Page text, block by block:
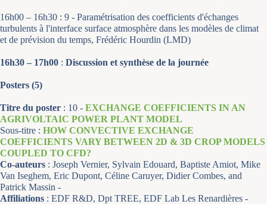
16h00 – 16h30 : 9 - Paramétrisation des coefficients d'échanges
turbulents à l'interface surface atmosphère dans les modèles de climat
et de prévision du temps, Frédéric Hourdin (LMD)
16h30 – 17h00 : Discussion et synthèse de la journée
Posters (5)
Titre du poster : 10 - EXCHANGE COEFFICIENTS IN AN
AGRIVOLTAIC POWER PLANT MODEL
Sous-titre : HOW CONVECTIVE EXCHANGE
COEFFICIENTS VARY BETWEEN 2D & 3D CROP MODELS
COUPLED TO CFD?
Co-auteurs : Joseph Vernier, Sylvain Edouard, Baptiste Amiot, Mike
Van Iseghem, Eric Dupont, Céline Caruyer, Didier Combes, and
Patrick Massin -
Affiliations : EDF R&D, Dpt TREE, EDF Lab Les Renardières -